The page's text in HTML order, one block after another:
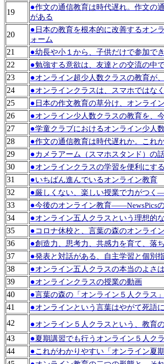
19
●作文の通信教育は時代遅れ。作文の
がある
20
● 日本の教育を根本的に改善するオ
ォーム
21 ●幼長や小１から、子供だけで参加で
22 ●勉強する意欲は、友達との交流の
23 ●オンライン超少人数クラスの教育が
24 ●オンラインクラスは、スマホではな
25 ● 日本の作文教育の草分け、オンライ
26 ●オンライン少人数クラスの教育を、
27 ●学童クラブにおけるオンライン少人
28 ●作文の通信教育は時代遅れか。これ
29 ●カメラアーム（スマホスタンド）の
30 ●オンラインクラスの学習を便利にす
31 ●いちばん進んでいるオンライン教育
32 ●厳しくない、楽しい授業で力がつ
33 ●今後のオンライン教育――NewsPics
34 ●オンライン五人クラスという理想的
35 ●コロナ休校と、言葉の森のオンライ
36 ●創造力、思考力、共感力を育て、落
37 ●発表と対話がある、自主学習と個別
38 ●オンライン五人クラスの本当のよ
39 ●オンラインクラスの授業の動画
40 ●言葉の森の「オンライン５人クラス
41 ●オンラインという言葉はやがて死
42 ●オンライン５人クラスという、
43 ●夏期講習でも行うオンライン５人ク
44 ●これがわかりやすい「オンライン夏